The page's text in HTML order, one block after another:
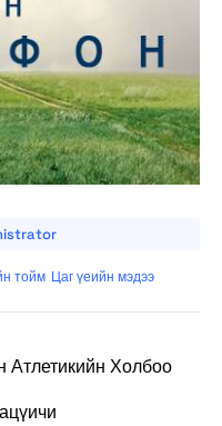
тойм Цаг үеийн мэдээ
Атлетикийн Холбоо